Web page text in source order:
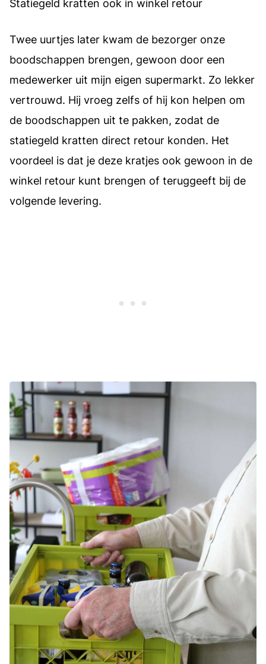
Statiegeld kratten ook in winkel retour
Twee uurtjes later kwam de bezorger onze
boodschappen brengen, gewoon door een
medewerker uit mijn eigen supermarkt. Zo lekker
vertrouwd. Hij vroeg zelfs of hij kon helpen om
de boodschappen uit te pakken, zodat de
statiegeld kratten direct retour konden. Het
voordeel is dat je deze kratjes ook gewoon in de
winkel retour kunt brengen of teruggeeft bij de
volgende levering.